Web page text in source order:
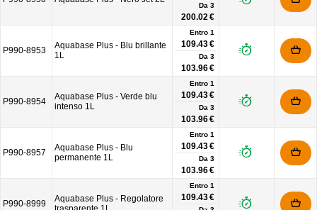
Da 3
200.02 €
P990-8953
Aquabase Plus - Blu brillante
1L
Entro 1
109.43 €
Da 3
103.96 €
P990-8954
Aquabase Plus - Verde blu
intenso 1L
Entro 1
109.43 €
Da 3
103.96 €
P990-8957
Aquabase Plus - Blu
permanente 1L
Entro 1
109.43 €
Da 3
103.96 €
P990-8999
Aquabase Plus - Regolatore
Entro 1
109.43 €